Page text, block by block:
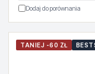
Dodaj do porównania
TANIEJ -60 ZŁ